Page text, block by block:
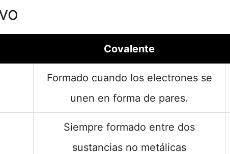
Covalente
Formado cuando los electrones se
unen en forma de pares.
Siempre formado entre dos
sustancias no metálicas